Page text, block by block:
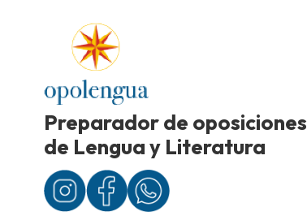
Preparador de oposiciones
de Lengua y Literatura